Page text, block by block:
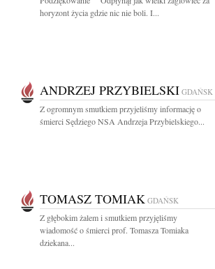
horyzont życia gdzie nic nie boli. I...
ANDRZEJ PRZYBIELSKI GDAŃSK
Z ogromnym smutkiem przyjeliśmy informację o
śmierci Sędziego NSA Andrzeja Przybielskiego...
TOMASZ TOMIAK GDAŃSK
Z głębokim żalem i smutkiem przyjęliśmy
wiadomość o śmierci prof. Tomasza Tomiaka
dziekana...